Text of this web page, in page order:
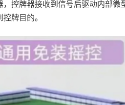
控牌器接收到信号后驱动内部微
牌目的。